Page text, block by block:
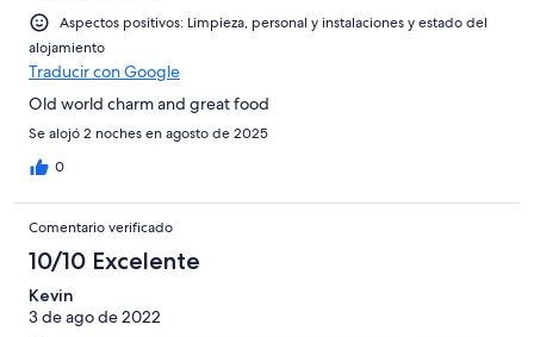
Aspectos positivos: Limpieza, personal y instalaciones y estado del
alojamiento
Traducir con Google
Old world charm and great food
Se alojó 2 noches en agosto de 2025
0
Comentario verificado
10/10 Excelente
Kevin
3 de ago de 2022